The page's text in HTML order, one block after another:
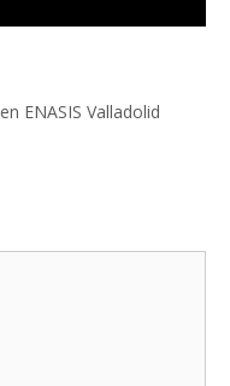
ENASIS Valladolid